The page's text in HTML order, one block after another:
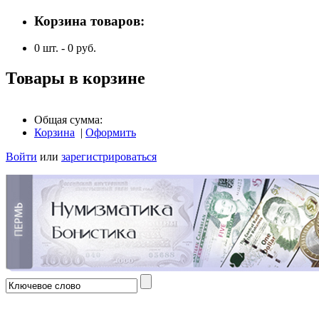
Корзина товаров:
0 шт. - 0 руб.
Товары в корзине
Общая сумма:
Корзина | Оформить
Войти или зарегистрироваться